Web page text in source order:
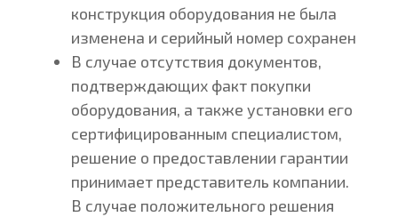
конструкция оборудования не была
изменена и серийный номер сохранен
В случае отсутствия документов,
подтверждающих факт покупки
оборудования, а также установки его
сертифицированным специалистом,
решение о предоставлении гарантии
принимает представитель компании.
В случае положительного решения